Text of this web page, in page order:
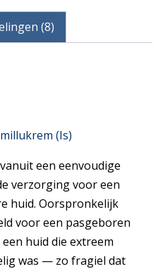
(8)
(Is)
een eenvoudige
verzorging voor een
huid. Oorspronkelijk
voor een pasgeboren
huid die extreem
was — zo fragiel dat